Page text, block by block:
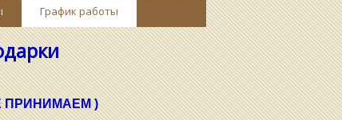
График работы
ПРИНИМАЕМ )